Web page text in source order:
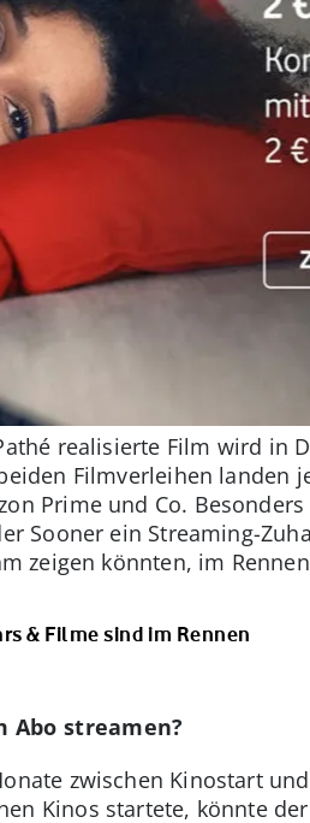
realisierte Film wird in
Filmverleihen landen
Prime und Co.
Sooner ein Streaming-
zeigen könnten, im
& Filme sind im Rennen
Abo streamen?
zwischen Kinostart
Kinos startete, könnte